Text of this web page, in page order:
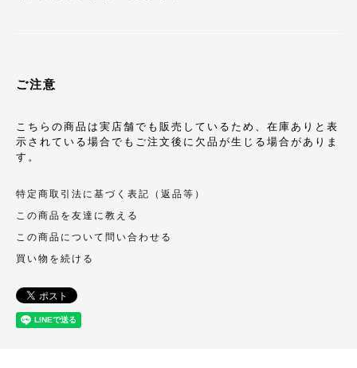
ご注意
こちらの商品は実店舗でも販売しているため、在庫ありと表
示されている場合でもご注文後に欠品が生じる場合がありま
す。
特定商取引法に基づく表記（返品等）
この商品を友達に教える
この商品について問い合わせる
買い物を続ける